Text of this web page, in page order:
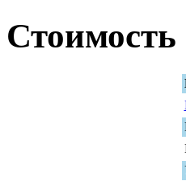
Стоимость